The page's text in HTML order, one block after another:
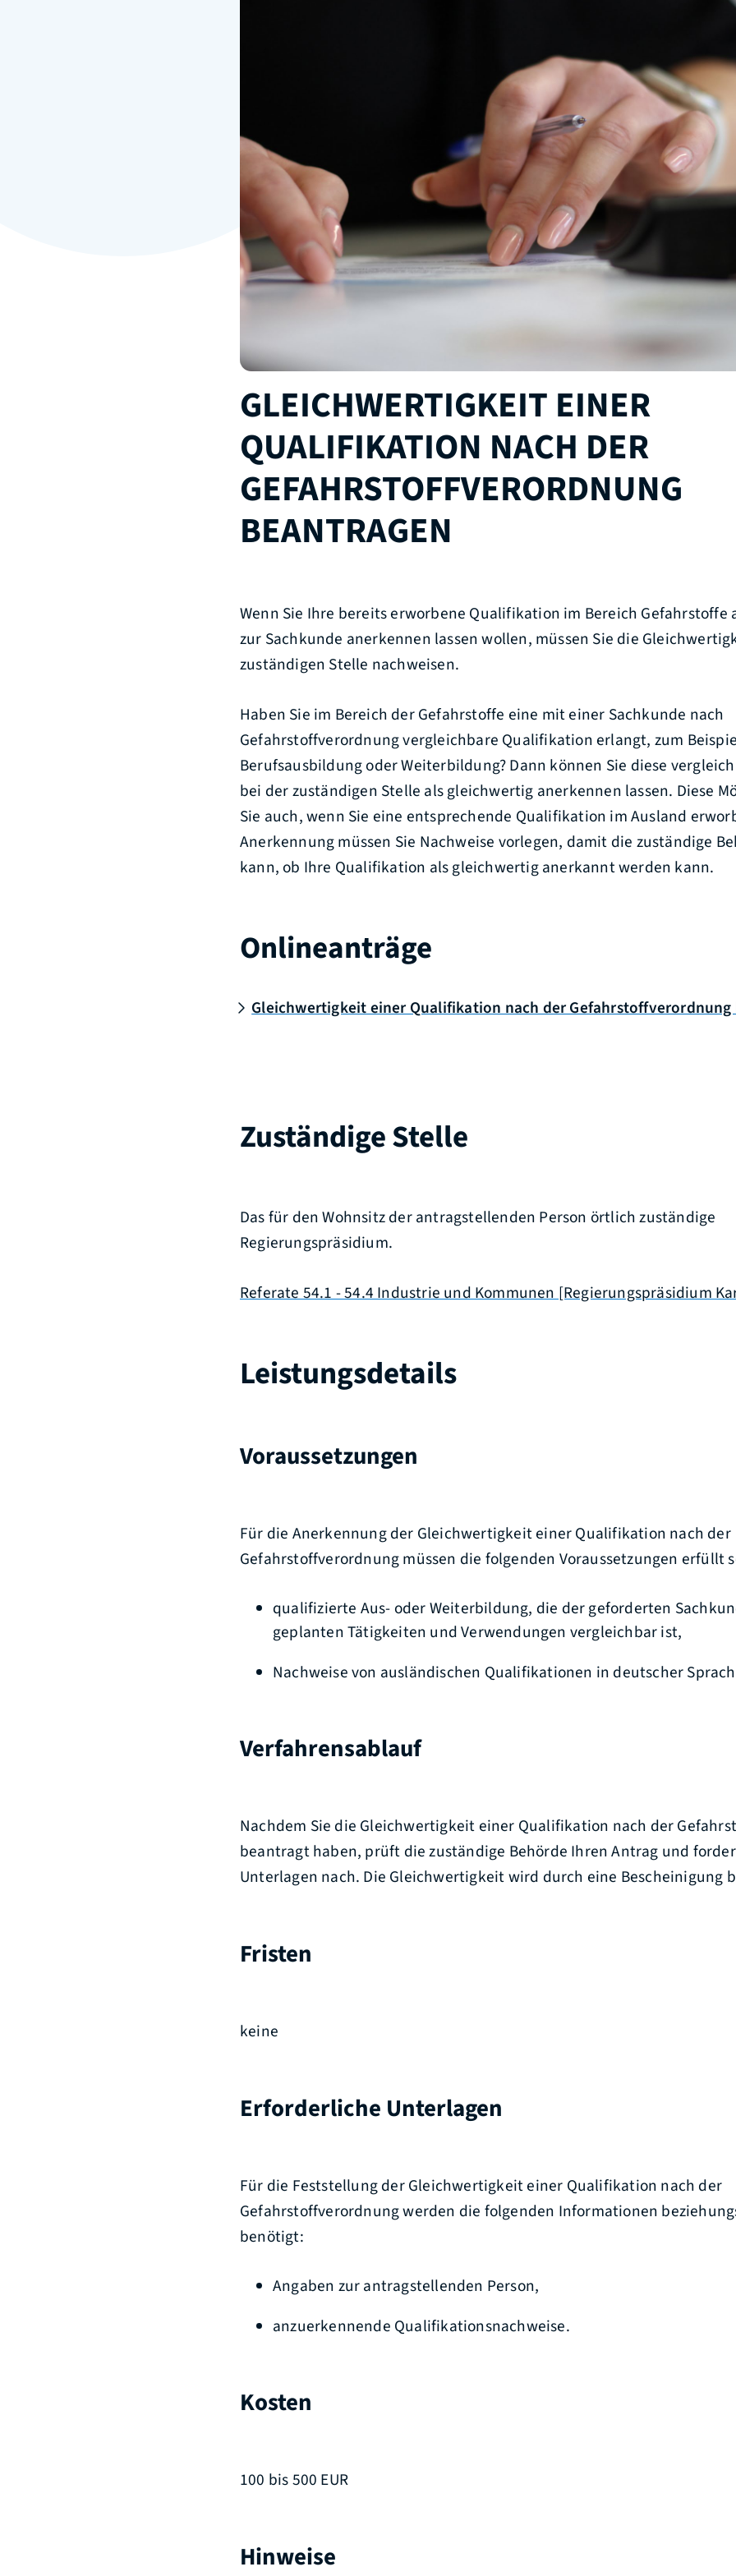
GLEICHWERTIGKEIT EINER
QUALIFIKATION NACH DER
GEFAHRSTOFFVERORDNUNG
BEANTRAGEN
Wenn Sie Ihre bereits erworbene Qualifikation im Bereich Gefahrstoffe
zur Sachkunde anerkennen lassen wollen, müssen Sie die
zuständigen Stelle nachweisen.
Haben Sie im Bereich der Gefahrstoffe eine mit einer Sachkunde nach
Gefahrstoffverordnung vergleichbare Qualifikation erlangt, zum
Berufsausbildung oder Weiterbildung? Dann können Sie diese
bei der zuständigen Stelle als gleichwertig anerkennen lassen. Diese
Sie auch, wenn Sie eine entsprechende Qualifikation im Ausland
Anerkennung müssen Sie Nachweise vorlegen, damit die zuständige
kann, ob Ihre Qualifikation als gleichwertig anerkannt werden kann.
Onlineanträge
Gleichwertigkeit einer Qualifikation nach der Gefahrstoffverordnung
Zuständige Stelle
Das für den Wohnsitz der antragstellenden Person örtlich zuständige
Regierungspräsidium.
Referate 54.1 - 54.4 Industrie und Kommunen [Regierungspräsidium
Leistungsdetails
Voraussetzungen
Für die Anerkennung der Gleichwertigkeit einer Qualifikation nach der
Gefahrstoffverordnung müssen die folgenden Voraussetzungen erfüllt
qualifizierte Aus- oder Weiterbildung, die der geforderten
geplanten Tätigkeiten und Verwendungen vergleichbar ist,
Nachweise von ausländischen Qualifikationen in deutscher
Verfahrensablauf
Nachdem Sie die Gleichwertigkeit einer Qualifikation nach der
beantragt haben, prüft die zuständige Behörde Ihren Antrag und
Unterlagen nach. Die Gleichwertigkeit wird durch eine Bescheinigung
Fristen
keine
Erforderliche Unterlagen
Für die Feststellung der Gleichwertigkeit einer Qualifikation nach der
Gefahrstoffverordnung werden die folgenden Informationen
benötigt:
Angaben zur antragstellenden Person,
anzuerkennende Qualifikationsnachweise.
Kosten
100 bis 500 EUR
Hinweise